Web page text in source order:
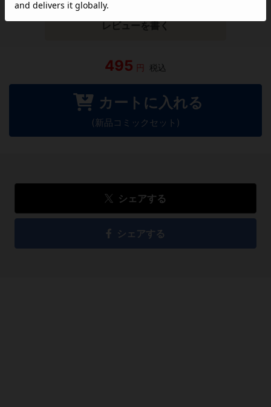
レビューを書く
495 円 税込
カートに入れる
(新品コミックセット)
シェアする
シェアする